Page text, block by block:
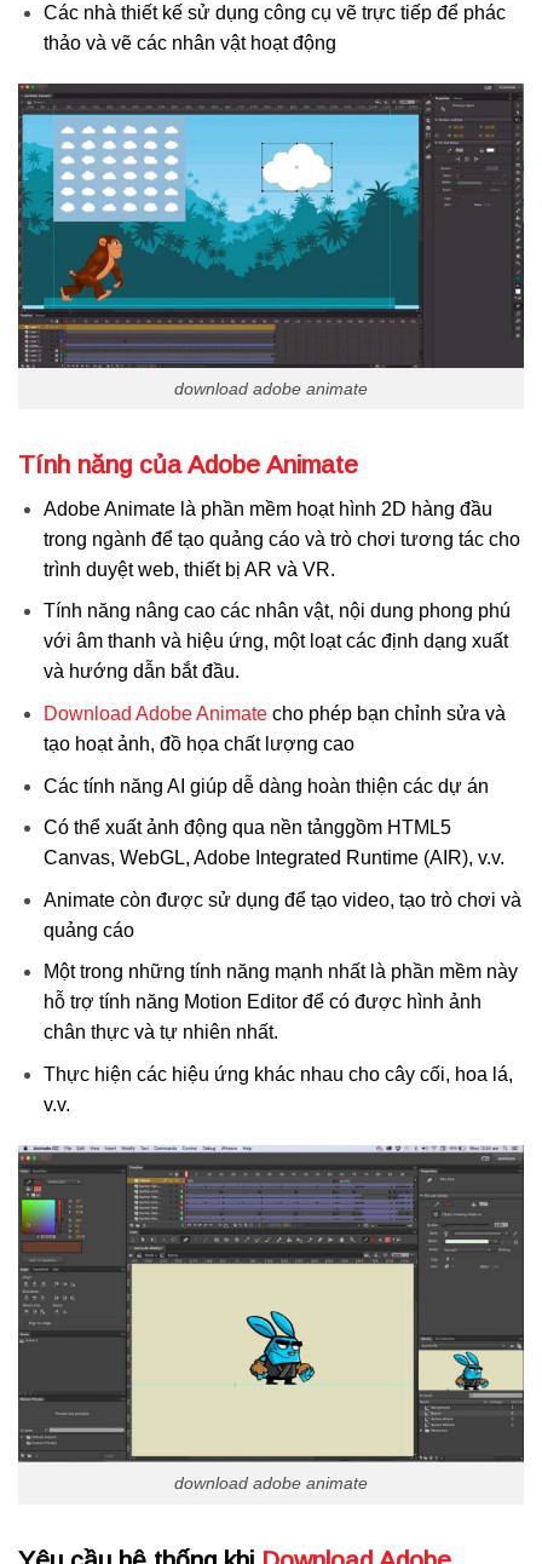
Các nhà thiết kế sử dụng công cụ vẽ trực tiếp để phác
thảo và vẽ các nhân vật hoạt động
download adobe animate
Tính năng của Adobe Animate
Adobe Animate là phần mềm hoạt hình 2D hàng đầu
trong ngành để tạo quảng cáo và trò chơi tương tác cho
trình duyệt web, thiết bị AR và VR.
Tính năng nâng cao các nhân vật, nội dung phong phú
với âm thanh và hiệu ứng, một loạt các định dạng xuất
và hướng dẫn bắt đầu.
Download Adobe Animatecho phép bạn chỉnh sửa và
tạo hoạt ảnh, đồ họa chất lượng cao
Các tính năng AI giúp dễ dàng hoàn thiện các dự án
Có thể xuất ảnh động qua nền tảnggồm HTML5
Canvas, WebGL, Adobe Integrated Runtime (AIR), v.v.
Animate còn được sử dụng để tạo video, tạo trò chơi và
quảng cáo
Một trong những tính năng mạnh nhất là phần mềm này
hỗ trợ tính năng Motion Editor để có được hình ảnh
chân thực và tự nhiên nhất.
Thực hiện các hiệu ứng khác nhau cho cây cối, hoa lá,
v.v.
download adobe animate